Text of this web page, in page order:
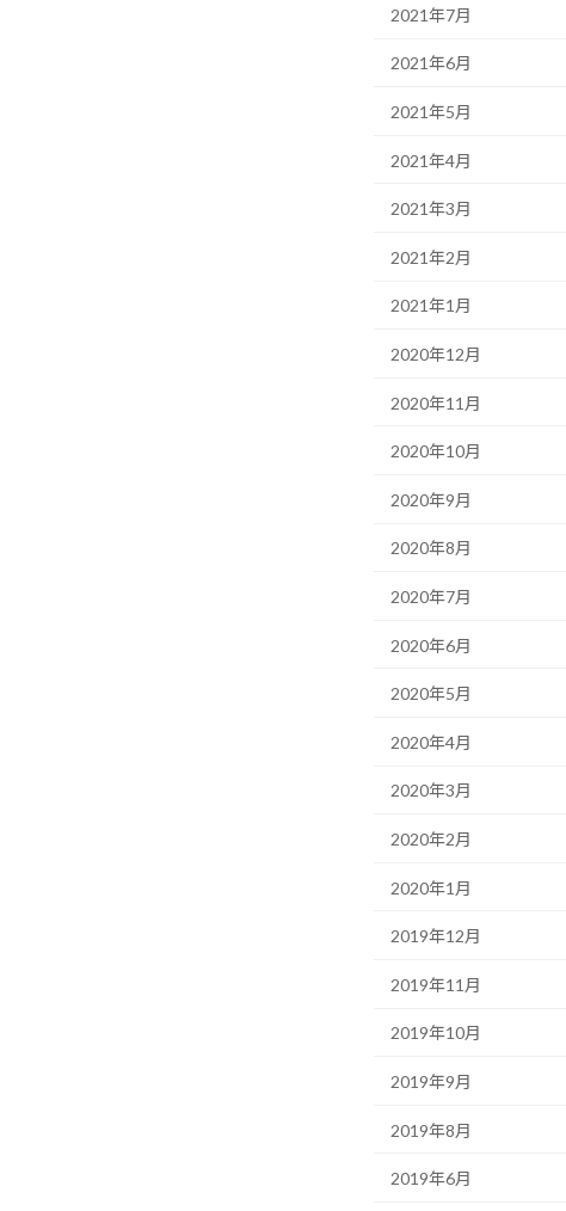
2021年7月
2021年6月
2021年5月
2021年4月
2021年3月
2021年2月
2021年1月
2020年12月
2020年11月
2020年10月
2020年9月
2020年8月
2020年7月
2020年6月
2020年5月
2020年4月
2020年3月
2020年2月
2020年1月
2019年12月
2019年11月
2019年10月
2019年9月
2019年8月
2019年6月